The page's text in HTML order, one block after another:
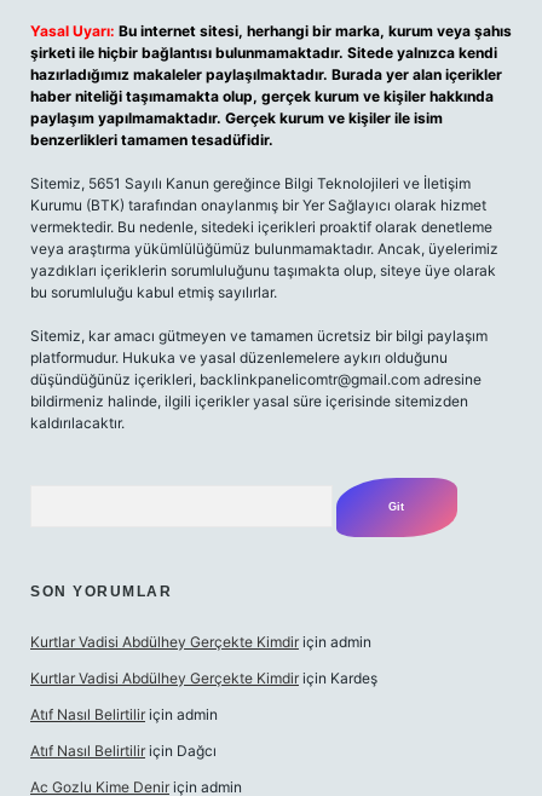
Yasal Uyarı: Bu internet sitesi, herhangi bir marka, kurum veya şahıs
şirketi ile hiçbir bağlantısı bulunmamaktadır. Sitede yalnızca kendi
hazırladığımız makaleler paylaşılmaktadır. Burada yer alan içerikler
haber niteliği taşımamakta olup, gerçek kurum ve kişiler hakkında
paylaşım yapılmamaktadır. Gerçek kurum ve kişiler ile isim
benzerlikleri tamamen tesadüfidir.
Sitemiz, 5651 Sayılı Kanun gereğince Bilgi Teknolojileri ve İletişim
Kurumu (BTK) tarafından onaylanmış bir Yer Sağlayıcı olarak hizmet
vermektedir. Bu nedenle, sitedeki içerikleri proaktif olarak denetleme
veya araştırma yükümlülüğümüz bulunmamaktadır. Ancak, üyelerimiz
yazdıkları içeriklerin sorumluluğunu taşımakta olup, siteye üye olarak
bu sorumluluğu kabul etmiş sayılırlar.
Sitemiz, kar amacı gütmeyen ve tamamen ücretsiz bir bilgi paylaşım
platformudur. Hukuka ve yasal düzenlemelere aykırı olduğunu
düşündüğünüz içerikleri, backlinkpanelicomtr@gmail.com adresine
bildirmeniz halinde, ilgili içerikler yasal süre içerisinde sitemizden
kaldırılacaktır.
SON YORUMLAR
Kurtlar Vadisi Abdülhey Gerçekte Kimdir için admin
Kurtlar Vadisi Abdülhey Gerçekte Kimdir için Kardeş
Atıf Nasıl Belirtilir için admin
Atıf Nasıl Belirtilir için Dağcı
Ac Gozlu Kime Denir için admin